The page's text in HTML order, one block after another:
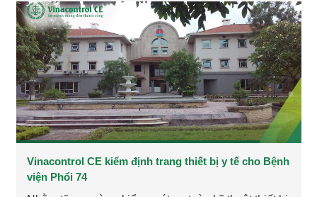
Vinacontrol CE kiểm định trang thiết bị y tế cho Bệnh
viện Phổi 74